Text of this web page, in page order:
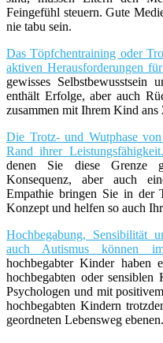
Feingefühl steuern. Gute
nie tabu sein.
Das Töpfchentraining oder
aktiven Herausforderungen
gewisses
enthält Erfolge, aber auch
zusammen mit Ihrem Kind ans
Die Trotz- und Wutphase
Rand ihrer Leistungsfähigkeit.
denen Sie diese Grenze
Konsequenz, aber auch
Empathie bringen Sie in der
Konzept und helfen so auch
Hochbegabung, Sensibilität
auch Autismus können im
hochbegabter Kinder
hochbegabten oder
Psychologen und mit
hochbegabten Kindern
geordneten Lebensweg ebenen.